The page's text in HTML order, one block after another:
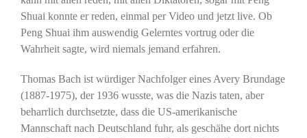
Shuai konnte er reden, einmal per Video und jetzt live. Ob
Peng Shuai ihm auswendig Gelerntes vortrug oder die
Wahrheit sagte, wird niemals jemand erfahren.
Thomas Bach ist würdiger Nachfolger eines Avery Brundage
(1887-1975), der 1936 wusste, was die Nazis taten, aber
beharrlich durchsetzte, dass die US-amerikanische
Mannschaft nach Deutschland fuhr, als geschähe dort nichts